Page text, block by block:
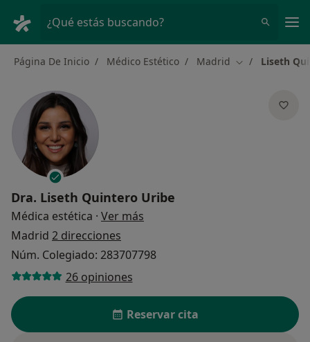
¿Qué estás buscando?
Página De Inicio Médico Estético Madrid Cambiar de
Liseth
Dra. Liseth Quintero Uribe
Médica estética · Ver más
Madrid 2 direcciones
Núm. Colegiado: 283707798
26 opiniones
Reservar cita